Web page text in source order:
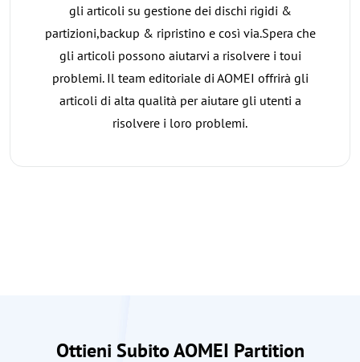
gli articoli su gestione dei dischi rigidi &
partizioni,backup & ripristino e così via.Spera che
gli articoli possono aiutarvi a risolvere i toui
problemi. Il team editoriale di AOMEI offrirà gli
articoli di alta qualità per aiutare gli utenti a
risolvere i loro problemi.
Ottieni Subito AOMEI Partition